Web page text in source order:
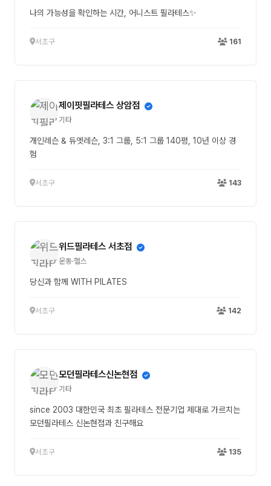
나의 가능성을 확인하는 시간, 어니스트 필라테스✨
서초구 161
제이핏필라테스 상암점
기타
개인레슨 & 듀엣레슨, 3:1 그룹, 5:1 그룹 140평, 10년 이상 경
험
서초구 143
위드필라테스 서초점
운동·헬스
당신과 함께 WITH PILATES
서초구 142
모던필라테스신논현점
기타
since 2003 대한민국 최초 필라테스 전문기업 제대로 가르치는
모던필라테스 신논현점과 친구해요
서초구 135